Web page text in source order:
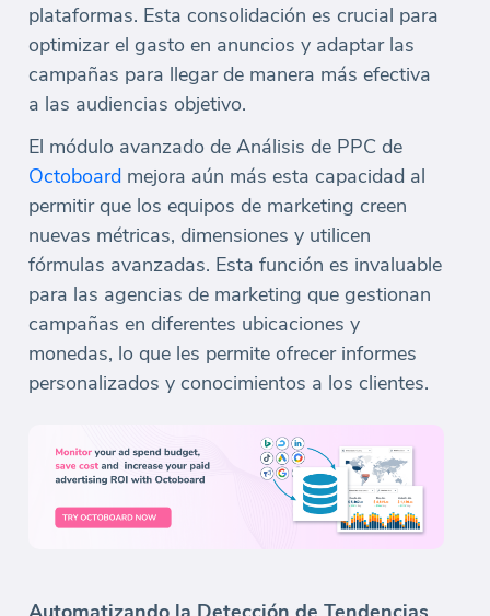
plataformas. Esta consolidación es crucial para
optimizar el gasto en anuncios y adaptar las
campañas para llegar de manera más efectiva
a las audiencias objetivo.
El módulo avanzado de Análisis de PPC de
Octoboard mejora aún más esta capacidad al
permitir que los equipos de marketing creen
nuevas métricas, dimensiones y utilicen
fórmulas avanzadas. Esta función es invaluable
para las agencias de marketing que gestionan
campañas en diferentes ubicaciones y
monedas, lo que les permite ofrecer informes
personalizados y conocimientos a los clientes.